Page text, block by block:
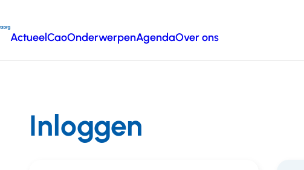
ActueelCaoOnderwerpenAgendaOver ons
Inloggen